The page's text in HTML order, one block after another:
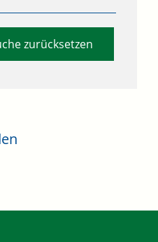
zurücksetzen